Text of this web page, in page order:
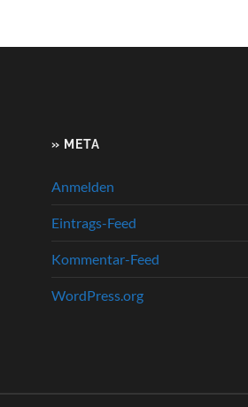
» META
Anmelden
Eintrags-Feed
Kommentar-Feed
WordPress.org